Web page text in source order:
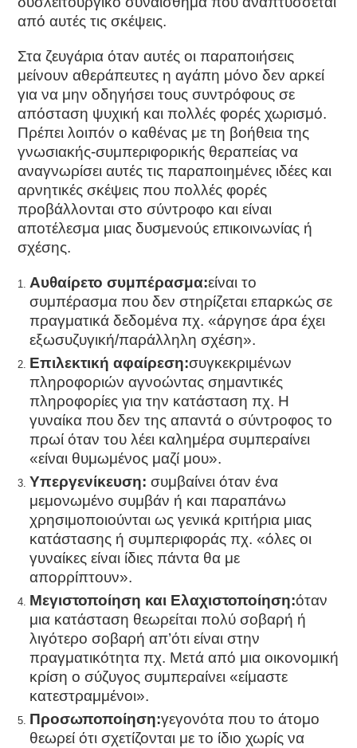
από αυτές τις σκέψεις.
Στα ζευγάρια όταν αυτές οι παραποιήσεις
μείνουν αθεράπευτες η αγάπη μόνο δεν αρκεί
για να μην οδηγήσει τους συντρόφους σε
απόσταση ψυχική και πολλές φορές χωρισμό.
Πρέπει λοιπόν ο καθένας με τη βοήθεια της
γνωσιακής-συμπεριφορικής θεραπείας να
αναγνωρίσει αυτές τις παραποιημένες ιδέες και
αρνητικές σκέψεις που πολλές φορές
προβάλλονται στο σύντροφο και είναι
αποτέλεσμα μιας δυσμενούς επικοινωνίας ή
σχέσης.
Αυθαίρετο συμπέρασμα:είναι το
συμπέρασμα που δεν στηρίζεται επαρκώς σε
πραγματικά δεδομένα πχ. «άργησε άρα έχει
εξωσυζυγική/παράλληλη σχέση».
Επιλεκτική αφαίρεση:συγκεκριμένων
πληροφοριών αγνοώντας σημαντικές
πληροφορίες για την κατάσταση πχ. Η
γυναίκα που δεν της απαντά ο σύντροφος το
πρωί όταν του λέει καλημέρα συμπεραίνει
«είναι θυμωμένος μαζί μου».
Υπεργενίκευση:συμβαίνει όταν ένα
μεμονωμένο συμβάν ή και παραπάνω
χρησιμοποιούνται ως γενικά κριτήρια μιας
κατάστασης ή συμπεριφοράς πχ. «όλες οι
γυναίκες είναι ίδιες πάντα θα με
απορρίπτουν».
Μεγιστοποίηση και Ελαχιστοποίηση:όταν
μια κατάσταση θεωρείται πολύ σοβαρή ή
λιγότερο σοβαρή απ’ότι είναι στην
πραγματικότητα πχ. Μετά από μια οικονομική
κρίση ο σύζυγος συμπεραίνει «είμαστε
κατεστραμμένοι».
Προσωποποίηση:γεγονότα που το άτομο
θεωρεί ότι σχετίζονται με το ίδιο χωρίς να